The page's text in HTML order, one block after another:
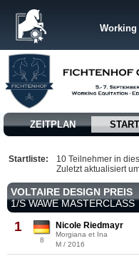
ZEITPLAN
Startliste:
10 Teilnehmer in
Zuletzt aktualisiert
VOLTAIRE DESIGN PREIS
1/S WAWE MASTERCLASS
1
8
Nicole Riedmayr
Morgiana et Ina
M / 2016